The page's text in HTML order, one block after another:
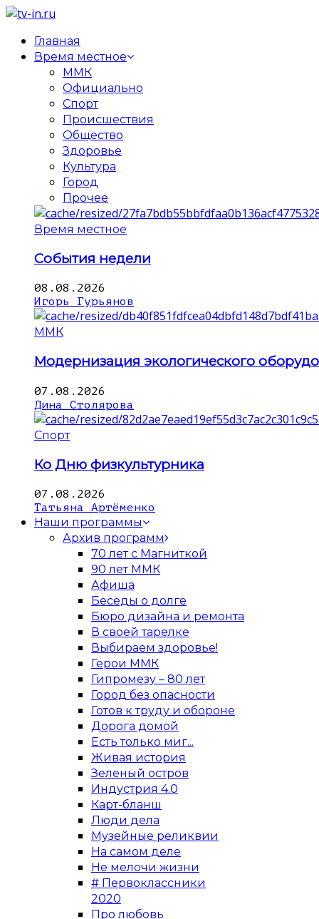
Главная
Время местное
ММК
Официально
Спорт
Происшествия
Общество
Здоровье
Культура
Город
Прочее
Время местное
События недели
08.08.2026
Игорь Гурьянов
ММК
Модернизация экологического
07.08.2026
Дина Столярова
Спорт
Ко Дню физкультурника
07.08.2026
Татьяна Артёменко
Наши программы
Архив программ
70 лет с Магниткой
90 лет ММК
Афиша
Беседы о долге
Бюро дизайна и ремонта
В своей тарелке
Выбираем здоровье!
Герои ММК
Гипромезу – 80 лет
Город без опасности
Готов к труду и обороне
Дорога домой
Есть только миг...
Живая история
Зеленый остров
Индустрия 4.0
Карт-бланш
Люди дела
Музейные реликвии
На самом деле
Не мелочи жизни
# Первоклассники
2020
Про любовь